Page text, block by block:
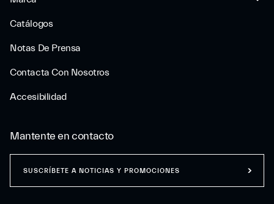
Catálogos
Notas De Prensa
Contacta Con Nosotros
Accesibilidad
Mantente en contacto
SUSCRÍBETE A NOTICIAS Y PROMOCIONES